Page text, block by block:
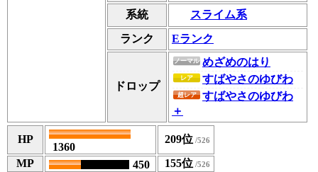
系統
スライム系
ランク Eランク
ドロップ
ノーマル めざめのはり
レア すばやさのゆびわ
超レア
すばやさのゆびわ
＋
HP
1360
209位
MP
450
155位